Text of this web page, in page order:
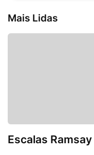
Mais Lidas
Escalas Ramsay